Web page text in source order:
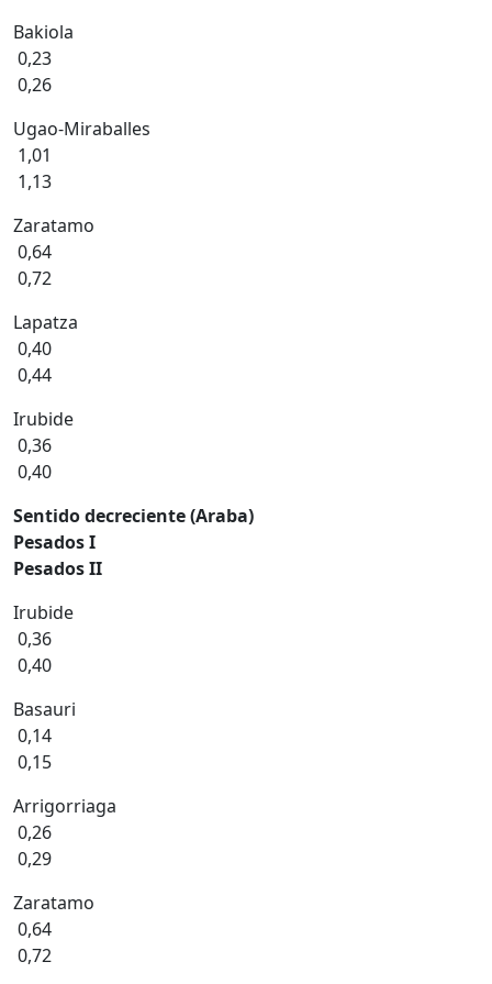
Bakiola
0,23
0,26
Ugao-Miraballes
1,01
1,13
Zaratamo
0,64
0,72
Lapatza
0,40
0,44
Irubide
0,36
0,40
Sentido decreciente (Araba)
Pesados I
Pesados II
Irubide
0,36
0,40
Basauri
0,14
0,15
Arrigorriaga
0,26
0,29
Zaratamo
0,64
0,72